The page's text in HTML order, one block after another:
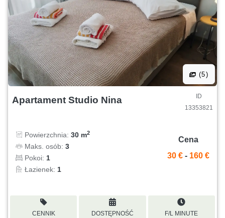
(5)
Apartament Studio Nina
ID
13353821
Powierzchnia: 30 m2
Maks. osób: 3
Pokoi: 1
Łazienek: 1
Cena
30 € - 160 €
CENNIK DOSTĘPNOŚĆ F/L MINUTE